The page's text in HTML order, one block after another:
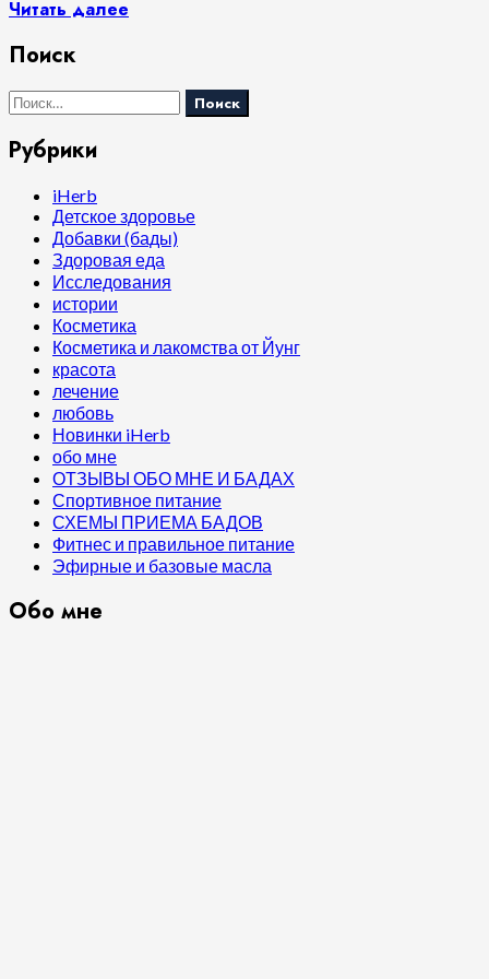
Читать далее
Поиск
Найти:
Рубрики
iHerb
Детское здоровье
Добавки (бады)
Здоровая еда
Исследования
истории
Косметика
Косметика и лакомства от Йунг
красота
лечение
любовь
Новинки iHerb
обо мне
ОТЗЫВЫ ОБО МНЕ И БАДАХ
Спортивное питание
СХЕМЫ ПРИЕМА БАДОВ
Фитнес и правильное питание
Эфирные и базовые масла
Обо мне